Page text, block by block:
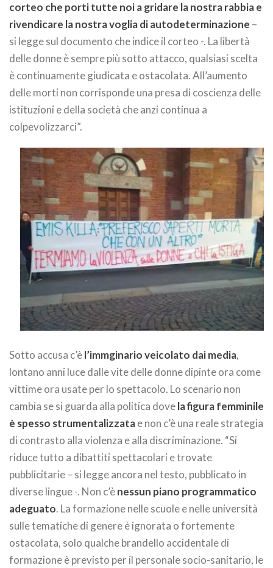
corteo che porti tutte noi a gridare la nostra rabbia e
rivendicare la nostra voglia di autodeterminazione –
si legge sul documento che indice il corteo -. La libertà
delle donne è sempre più sotto attacco, qualsiasi scelta
è continuamente giudicata e ostacolata. All’aumento
delle morti non corrisponde una presa di coscienza delle
istituzioni e della società che anzi continua a
colpevolizzarci”.
Sotto accusa c’èl’immginario veicolato dai media,
lontano anni luce dalle vite delle donne dipinte ora come
vittime ora usate per lo spettacolo. Lo scenario non
cambia se si guarda alla politica dovela figura femminile
è spesso strumentalizzatae non c’è una reale strategia
di contrasto alla violenza e alla discriminazione. “Si
riduce tutto a dibattiti spettacolari e trovate
pubblicitarie – si legge ancora nel testo, pubblicato in
diverse lingue -. Non c’ènessun piano programmatico
adeguato. La formazione nelle scuole e nelle università
sulle tematiche di genere è ignorata o fortemente
ostacolata, solo qualche brandello accidentale di
formazione è previsto per il personale socio-sanitario, le